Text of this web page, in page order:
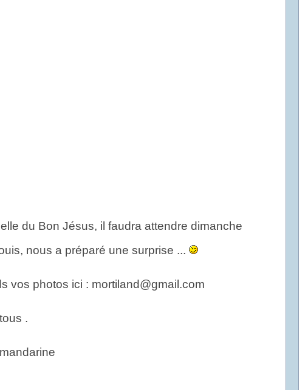
du Bon Jésus, il faudra attendre dimanche
nous a préparé une surprise ...
vos photos ici : mortiland@gmail.com
.